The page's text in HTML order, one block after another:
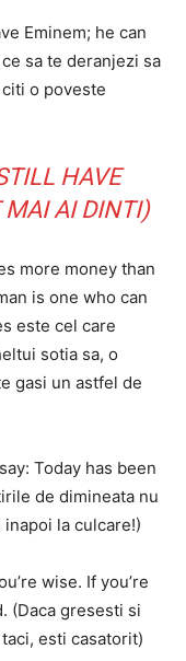
Eminem; he can
sa te deranjezi sa
o poveste
HAVE
MAI AI DINTI)
more money than
is one who can
este cel care
sotia sa, o
gasi un astfel de
Today has been
de dimineata nu
la culcare!)
wise. If you’re
(Daca gresesti si
esti casatorit)